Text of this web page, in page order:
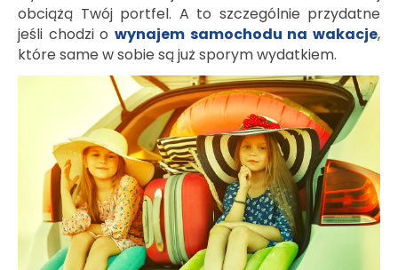
obciążą Twój portfel. A to szczególnie przydatne
jeśli chodzi o wynajem samochodu na wakacje,
które same w sobie są już sporym wydatkiem.